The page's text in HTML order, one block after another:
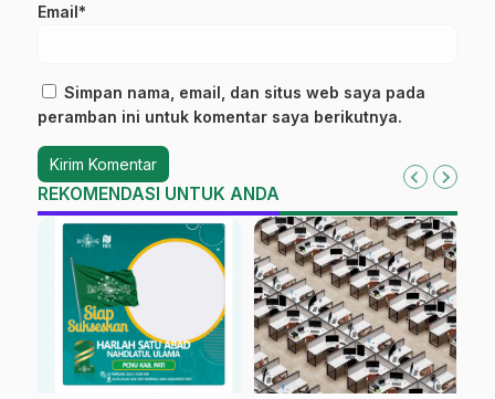
Email*
Simpan nama, email, dan situs web saya pada
peramban ini untuk komentar saya berikutnya.
REKOMENDASI UNTUK ANDA